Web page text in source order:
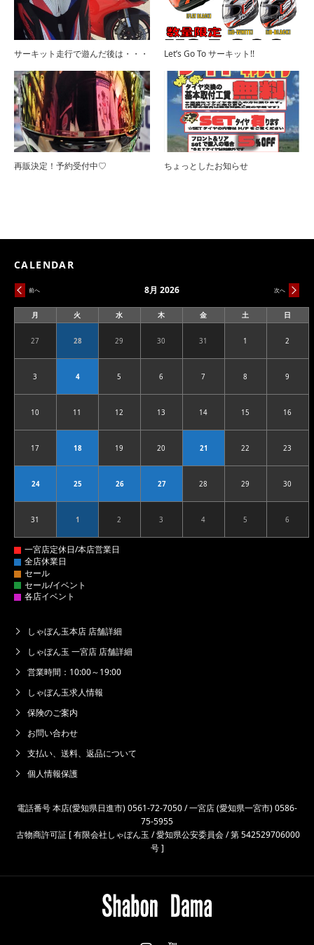
サーキット走行で遊んだ後は・・・ Let’s Go To サーキット!!
再販決定！予約受付中♡ ちょっとしたお知らせ
CALENDAR
前へ 次へ
8月 2026
月
曜
火
曜
水
曜
木
曜
金
曜
土
曜
日
曜
272026.07.27 282026.07.28 292026.07.29 302026.07.30 312026.07.31 12026.08.01 2
32026.08.03 42026.08.04 52026.08.05 62026.08.06 72026.08.07 82026.08.08 9
102026.08.10 112026.08.11 122026.08.12 132026.08.13 142026.08.14 152026.08.15 16
172026.08.17 182026.08.18 192026.08.19 202026.08.20 212026.08.21 222026.08.22 23
242026.08.24 252026.08.25 262026.08.26 272026.08.27 282026.08.28 292026.08.29 30
312026.08.31 12026.09.01 22026.09.02 32026.09.03 42026.09.04 52026.09.05 6
しゃぼん玉本店 店舗詳細
しゃぼん玉 一宮店 店舗詳細
営業時間：10:00～19:00
しゃぼん玉求人情報
保険のご案内
お問い合わせ
支払い、送料、返品について
個人情報保護
電話番号 本店(愛知県日進市) 0561-72-7050 / 一宮店 (愛知県一宮市) 0586-
75-5955
古物商許可証 [ 有限会社しゃぼん玉 / 愛知県公安委員会 / 第 542529706000
号 ]